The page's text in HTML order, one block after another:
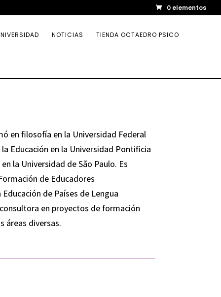
0 elementos
NOTICIAS TIENDA OCTAEDRO PSICO
en filosofía en la Universidad Federal
Educación en la Universidad Pontificia
la Universidad de São Paulo. Es
de Educadores
de Países de Lengua
en proyectos de formación
áreas diversas.